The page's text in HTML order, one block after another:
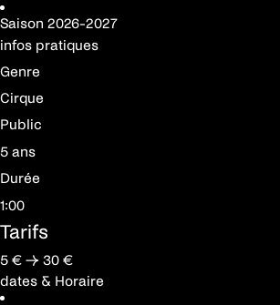
Saison 2026-2027
infos pratiques
Genre
Cirque
Public
5 ans
Durée
1:00
Tarifs
5 € → 30 €
dates & Horaire